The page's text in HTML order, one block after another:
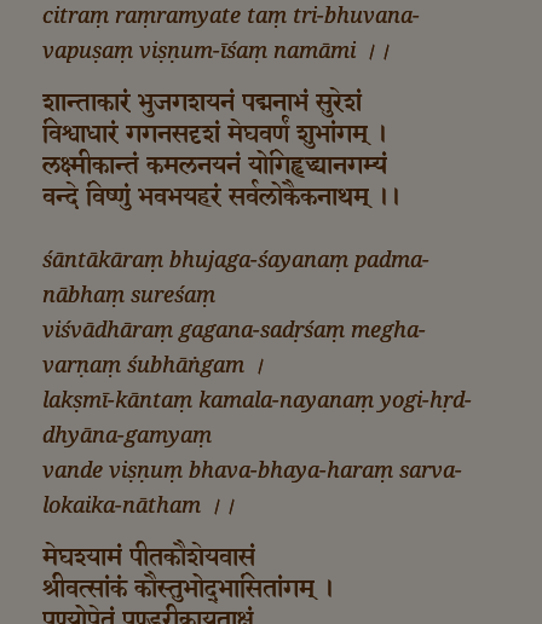
citraṃ raṃramyate taṃ tri-bhuvana-
vapuṣaṃ viṣṇum-īśaṃ namāmi ।।
शान्ताकारं भुजगशयनं पद्मनाभं सुरेशं
विश्वाधारं गगनसदृशं मेघवर्णं शुभांगम् ।
लक्ष्मीकान्तं कमलनयनं योगिहृद्ध्यानगम्यं
वन्दे विष्णुं भवभयहरं सर्वलोकैकनाथम् ।।
śāntākāraṃ bhujaga-śayanaṃ padma-
nābhaṃ sureśaṃ
viśvādhāraṃ gagana-sadṛśaṃ megha-
varṇaṃ śubhāṅgam ।
lakṣmī-kāntaṃ kamala-nayanaṃ yogi-hṛd-
dhyāna-gamyaṃ
vande viṣṇuṃ bhava-bhaya-haraṃ sarva-
lokaika-nātham ।।
मेघश्यामं पीतकौशेयवासं
श्रीवत्सांकं कौस्तुभोद्‌भासितांगम् ।